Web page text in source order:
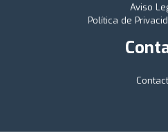
Aviso
Política de